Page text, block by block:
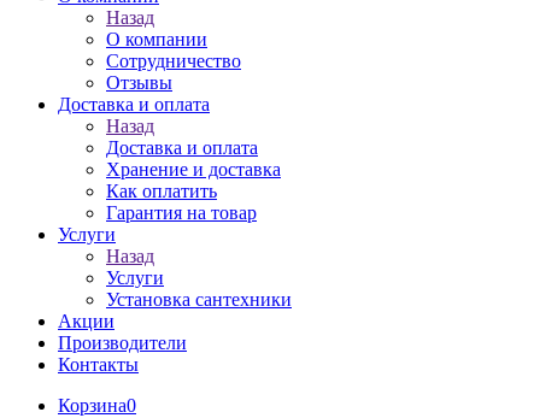
Назад
О компании
Сотрудничество
Отзывы
Доставка и оплата
Назад
Доставка и оплата
Хранение и доставка
Как оплатить
Гарантия на товар
Услуги
Назад
Услуги
Установка сантехники
Акции
Производители
Контакты
Корзина0